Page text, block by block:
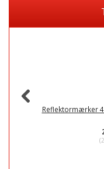
Reflektormærker
(